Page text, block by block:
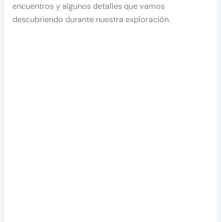
encuentros y algunos detalles que vamos
descubriendo durante nuestra exploración.